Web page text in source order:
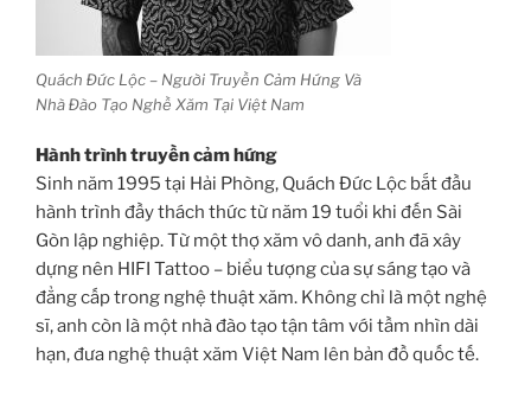
Quách Đức Lộc – Người Truyền Cảm Hứng Và
Nhà Đào Tạo Nghề Xăm Tại Việt Nam
Hành trình truyền cảm hứng
Sinh năm 1995 tại Hải Phòng, Quách Đức Lộc bắt đầu
hành trình đầy thách thức từ năm 19 tuổi khi đến Sài
Gòn lập nghiệp. Từ một thợ xăm vô danh, anh đã xây
dựng nên HIFI Tattoo – biểu tượng của sự sáng tạo và
đẳng cấp trong nghệ thuật xăm. Không chỉ là một nghệ
sĩ, anh còn là một nhà đào tạo tận tâm với tầm nhìn dài
hạn, đưa nghệ thuật xăm Việt Nam lên bản đồ quốc tế.